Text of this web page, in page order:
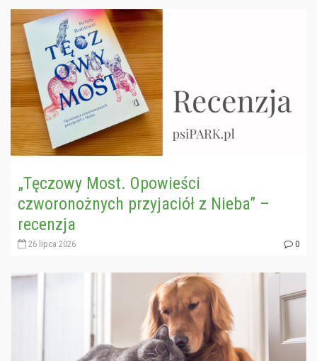
„Tęczowy Most. Opowieści
czworonożnych przyjaciół z Nieba” –
recenzja
26 lipca 2026 0